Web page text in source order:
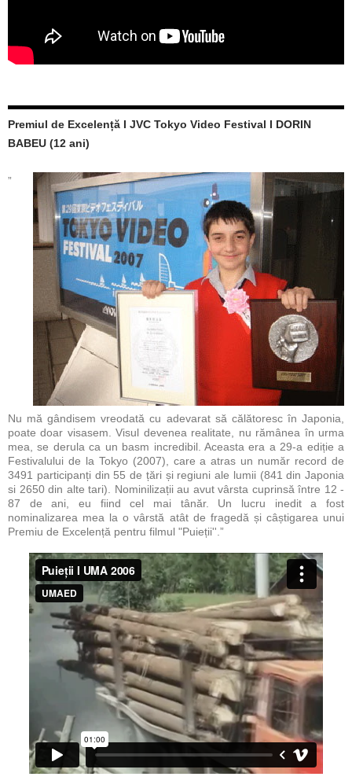
Premiul de Excelență I JVC Tokyo Video Festival I DORIN
BABEU (12 ani)
Nu mă gândisem vreodată cu adevarat să călătoresc în Japonia,
poate doar visasem. Visul devenea realitate, nu rămânea în urma
mea, se derula ca un basm incredibil. Aceasta era a 29-a ediție a
Festivalului de la Tokyo (2007), care a atras un număr record de
3491 participanți din 55 de țări și regiuni ale lumii (841 din Japonia
si 2650 din alte tari). Nominilizații au avut vârsta cuprinsă între 12 -
87 de ani, eu fiind cel mai tânăr. Un lucru inedit a fost
nominalizarea mea la o vârstă atât de fragedă și câștigarea unui
Premiu de Excelență pentru filmul "Puieții''.”